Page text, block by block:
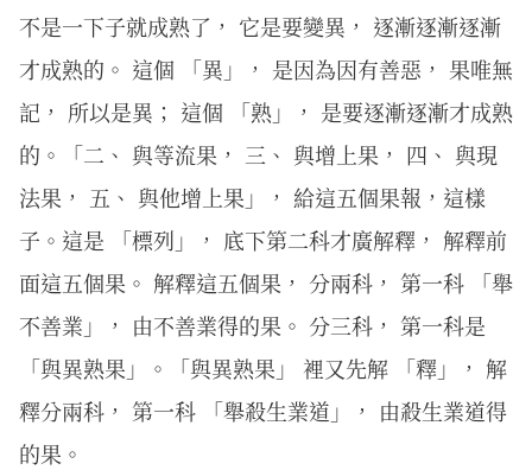
不是一下子就成熟了， 它是要變異， 逐漸逐漸逐漸
才成熟的。 這個 「異」， 是因為因有善惡， 果唯無
記， 所以是異； 這個 「熟」， 是要逐漸逐漸才成熟
的。「二、 與等流果， 三、 與增上果， 四、 與現
法果， 五、 與他增上果」， 給這五個果報，這樣
子。這是 「標列」， 底下第二科才廣解釋， 解釋前
面這五個果。 解釋這五個果， 分兩科， 第一科 「舉
不善業」， 由不善業得的果。 分三科， 第一科是
「與異熟果」。「與異熟果」 裡又先解 「釋」， 解
釋分兩科， 第一科 「舉殺生業道」， 由殺生業道得
的果。